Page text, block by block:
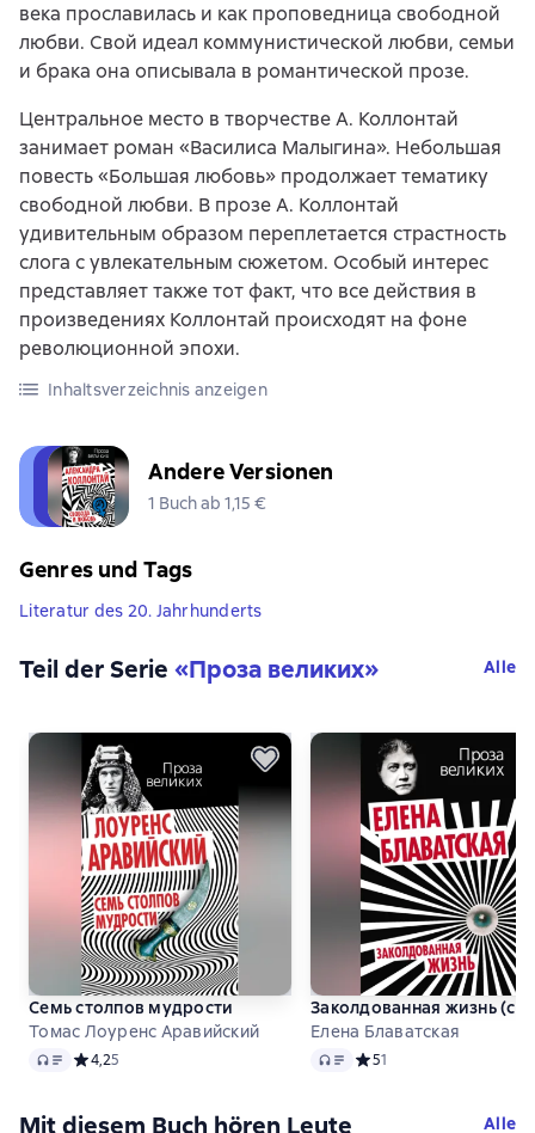
века прославилась и как проповедница свободной
любви. Свой идеал коммунистической любви, семьи
и брака она описывала в романтической прозе.
Центральное место в творчестве А. Коллонтай
занимает роман «Василиса Малыгина». Небольшая
повесть «Большая любовь» продолжает тематику
свободной любви. В прозе А. Коллонтай
удивительным образом переплетается страстность
слога с увлекательным сюжетом. Особый интерес
представляет также тот факт, что все действия в
произведениях Коллонтай происходят на фоне
революционной эпохи.
Inhaltsverzeichnis anzeigen
Andere Versionen
1 Buch ab 1,15 €
Genres und Tags
Literatur des 20. Jahrhunderts
Teil der Serie «Проза великих» Alle
Семь столпов мудрости
Томас Лоуренс Аравийский
Audio Средний рейтинг 4,2 на основе 5 оценок
4,25
Заколдованная жизнь
Елена Блаватская
Audio Средний рейтинг 5 на
51
Mit diesem Buch hören Leute Alle